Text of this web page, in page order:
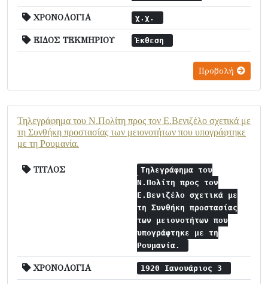
ΧΡΟΝΟΛΟΓΙΑ χ.χ.
ΕΙΔΟΣ ΤΕΚΜΗΡΙΟΥ Έκθεση
Προβολή
Τηλεγράφημα του Ν.Πολίτη προς τον Ε.Βενιζέλο σχετικά με
τη Συνθήκη προστασίας των μειονοτήτων που υπογράφτηκε
με τη Ρουμανία.
ΤΙΤΛΟΣ
Τηλεγράφημα του
Ν.Πολίτη προς τον
Ε.Βενιζέλο σχετικά με
τη Συνθήκη προστασίας
των μειονοτήτων που
υπογράφτηκε με τη
Ρουμανία.
ΧΡΟΝΟΛΟΓΙΑ 1920 Ιανουάριος 3